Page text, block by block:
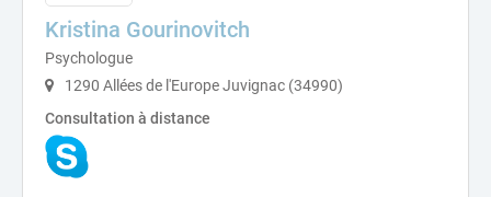
Kristina Gourinovitch
Psychologue
1290 Allées de l'Europe Juvignac (34990)
Consultation à distance